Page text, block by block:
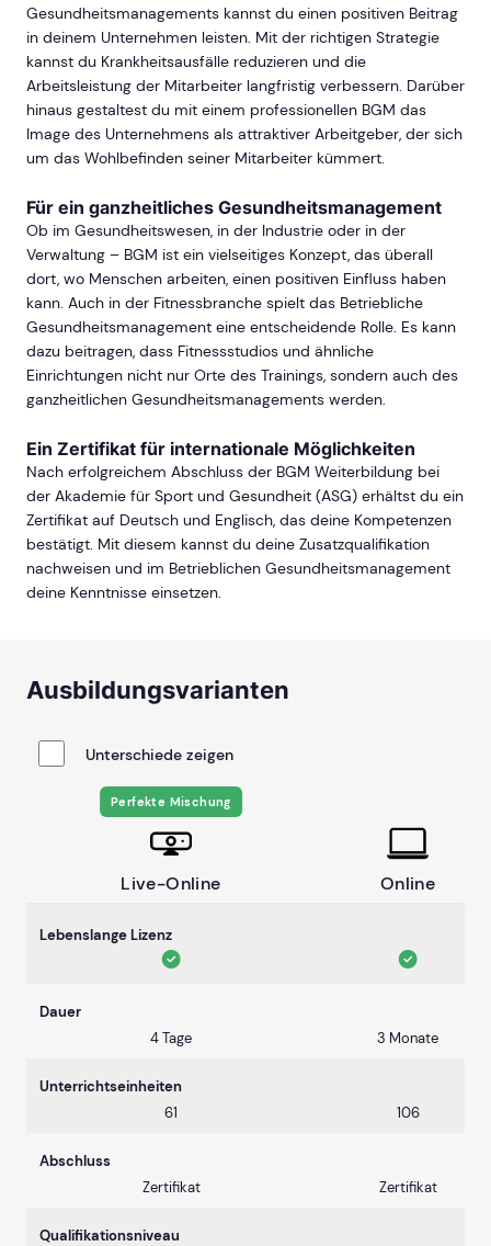
Gesundheitsmanagements kannst du einen positiven Beitrag
in deinem Unternehmen leisten. Mit der richtigen Strategie
kannst du Krankheitsausfälle reduzieren und die
Arbeitsleistung der Mitarbeiter langfristig verbessern. Darüber
hinaus gestaltest du mit einem professionellen BGM das
Image des Unternehmens als attraktiver Arbeitgeber, der sich
um das Wohlbefinden seiner Mitarbeiter kümmert.
Für ein ganzheitliches Gesundheitsmanagement
Ob im Gesundheitswesen, in der Industrie oder in der
Verwaltung – BGM ist ein vielseitiges Konzept, das überall
dort, wo Menschen arbeiten, einen positiven Einfluss haben
kann. Auch in der Fitnessbranche spielt das Betriebliche
Gesundheitsmanagement eine entscheidende Rolle. Es kann
dazu beitragen, dass Fitnessstudios und ähnliche
Einrichtungen nicht nur Orte des Trainings, sondern auch des
ganzheitlichen Gesundheitsmanagements werden.
Ein Zertifikat für internationale Möglichkeiten
Nach erfolgreichem Abschluss der BGM Weiterbildung bei
der Akademie für Sport und Gesundheit (ASG) erhältst du ein
Zertifikat auf Deutsch und Englisch, das deine Kompetenzen
bestätigt. Mit diesem kannst du deine Zusatzqualifikation
nachweisen und im Betrieblichen Gesundheitsmanagement
deine Kenntnisse einsetzen.
Ausbildungsvarianten
Unterschiede zeigen
Live-Online
Perfekte Mischung
Online
Lebenslange Lizenz
Dauer
4 Tage
3 Monate
Unterrichtseinheiten
61
106
Abschluss
Zertifikat
Zertifikat
Qualifikationsniveau